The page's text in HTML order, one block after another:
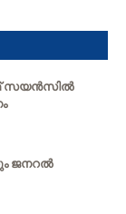
സയൻസിൽ
ജനറൽ